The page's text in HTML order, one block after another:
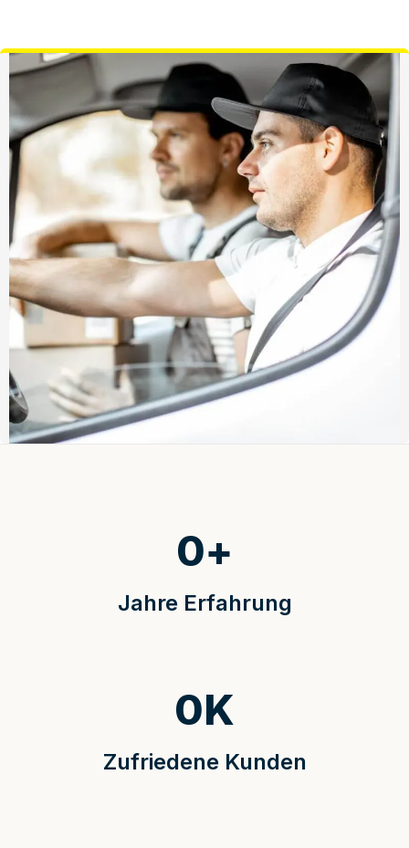
Jahre Erfahrung
0+
Zufriedene Kunden
0K